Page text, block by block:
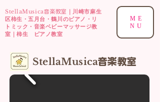
StellaMusica音楽教室
｜川崎市麻生
区柿生・五月台・鶴川のピアノ・リ
トミック・音楽ベビーマッサージ教
室｜柿生 ピアノ教室
ME
NU
​StellaMusica音楽教室